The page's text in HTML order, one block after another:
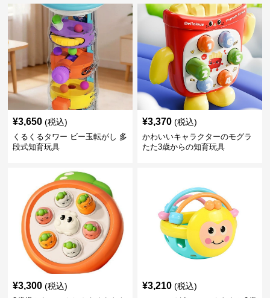
¥3,650 (税込)
くるくるタワー ビー玉転がし 多
段式知育玩具
¥3,370 (税込)
かわいいキャラクターのモグラ
たた3歳からの知育玩具
¥3,300 (税込) ¥3,210 (税込)